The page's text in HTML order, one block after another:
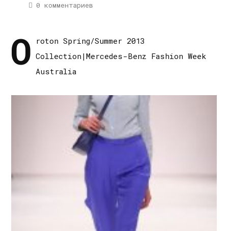
0 комментариев
O roton Spring/Summer 2013
Collection|Mercedes-Benz Fashion Week
Australia